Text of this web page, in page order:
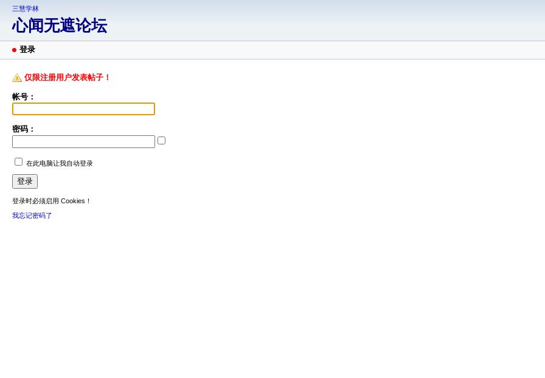
三慧学林
心闻无遮论坛
登录
仅限注册用户发表帖子！
帐号：
密码：
在此电脑让我自动登录
登录时必须启用 Cookies！
我忘记密码了